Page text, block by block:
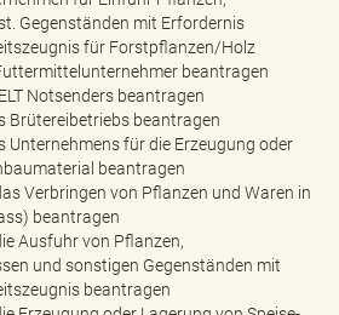
Gegenständen mit Erfordernis
für Forstpflanzen/Holz
beantragen
Notsenders beantragen
Brütereibetriebs beantragen
Unternehmens für die Erzeugung oder
beantragen
Verbringen von Pflanzen und Waren in
beantragen
Ausfuhr von Pflanzen,
und sonstigen Gegenständen mit
beantragen